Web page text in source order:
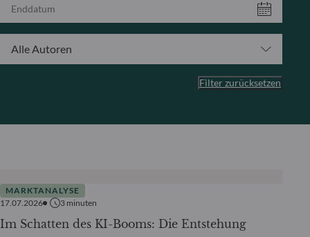
Alle Autoren
Filter zurücksetzen
MARKTANALYSE
17.07.2026
3 minuten
Im Schatten des KI-Booms: Die Entstehung